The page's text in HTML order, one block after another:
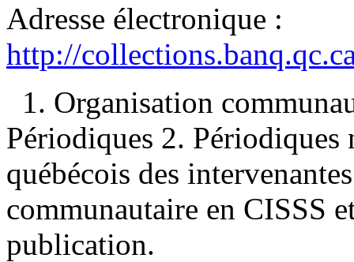
Adresse électronique :
http://
1. Organisation
Périodiques 2.
québécois des
communautaire en CISSS
publication.